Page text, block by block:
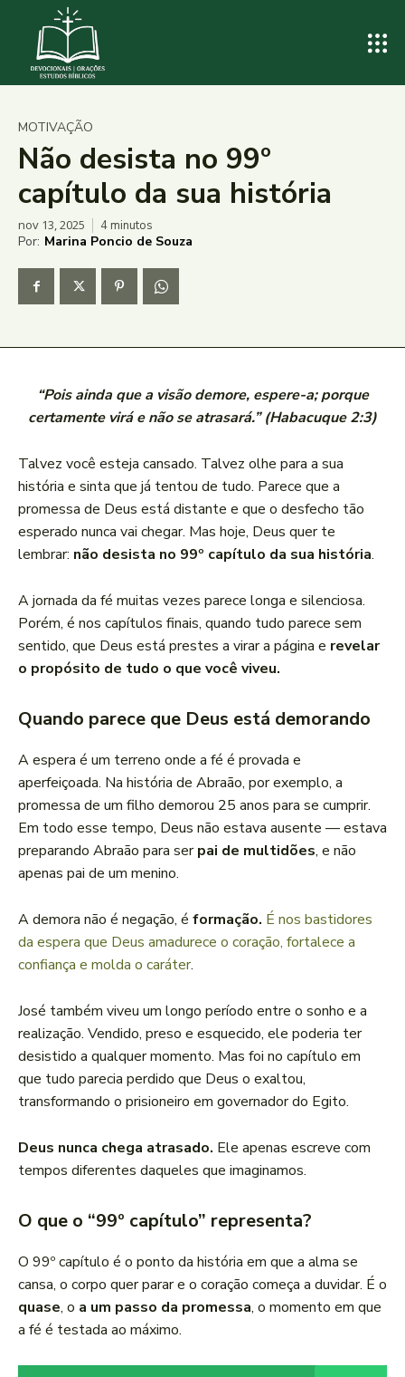
MOTIVAÇÃO
Não desista no 99º
capítulo da sua história
nov 13, 2025 4minutos
Por: Marina Poncio de Souza
“Pois ainda que a visão demore, espere-a; porque
certamente virá e não se atrasará.” (Habacuque 2:3)
Talvez você esteja cansado. Talvez olhe para a sua
história e sinta que já tentou de tudo. Parece que a
promessa de Deus está distante e que o desfecho tão
esperado nunca vai chegar. Mas hoje, Deus quer te
lembrar: não desista no 99º capítulo da sua história.
A jornada da fé muitas vezes parece longa e silenciosa.
Porém, é nos capítulos finais, quando tudo parece sem
sentido, que Deus está prestes a virar a página e revelar
o propósito de tudo o que você viveu.
Quando parece que Deus está demorando
A espera é um terreno onde a fé é provada e
aperfeiçoada. Na história de Abraão, por exemplo, a
promessa de um filho demorou 25 anos para se cumprir.
Em todo esse tempo, Deus não estava ausente — estava
preparando Abraão para serpai de multidões, e não
apenas pai de um menino.
A demora não é negação, é formação. É nos bastidores
da espera que Deus amadurece o coração, fortalece a
confiança e molda o caráter.
José também viveu um longo período entre o sonho e a
realização. Vendido, preso e esquecido, ele poderia ter
desistido a qualquer momento. Mas foi no capítulo em
que tudo parecia perdido que Deus o exaltou,
transformando o prisioneiro em governador do Egito.
Deus nunca chega atrasado. Ele apenas escreve com
tempos diferentes daqueles que imaginamos.
O que o “99º capítulo” representa?
O 99º capítulo é o ponto da história em que a alma se
cansa, o corpo quer parar e o coração começa a duvidar. É o
quase, o a um passo da promessa, o momento em que
a fé é testada ao máximo.